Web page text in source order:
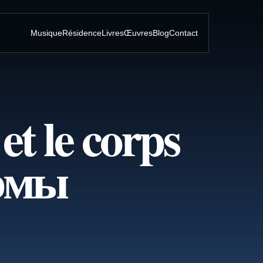
MusiqueRésidenceLivresŒuvresBlogContact
le corps